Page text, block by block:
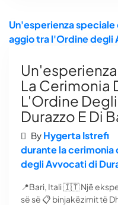
Un'esperienza
aggio tra l'Ordine degli
La Cerimonia
L'Ordine
Durazzo E Di
By Hygerta Istrefi
durante la
degli Avvocati di
📍Bari, Itali 🇮🇹 Një
së së 📋 binjakëzimit të